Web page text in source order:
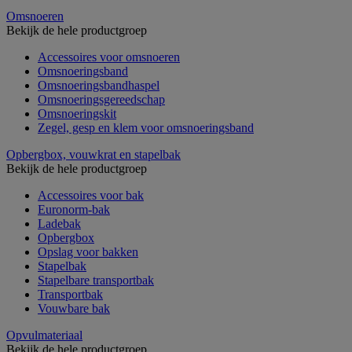
Omsnoeren
Bekijk de hele productgroep
Accessoires voor omsnoeren
Omsnoeringsband
Omsnoeringsbandhaspel
Omsnoeringsgereedschap
Omsnoeringskit
Zegel, gesp en klem voor omsnoeringsband
Opbergbox, vouwkrat en stapelbak
Bekijk de hele productgroep
Accessoires voor bak
Euronorm-bak
Ladebak
Opbergbox
Opslag voor bakken
Stapelbak
Stapelbare transportbak
Transportbak
Vouwbare bak
Opvulmateriaal
Bekijk de hele productgroep